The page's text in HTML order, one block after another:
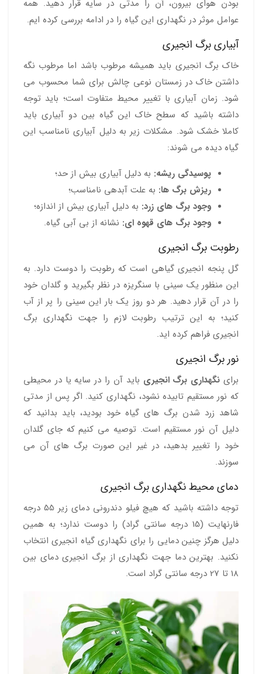
بودن هوای بیرون، آن را مدتی در سایه قرار دهید. همه
عوامل موثر در نگهداری این گیاه را در ادامه بررسی کرده ایم.
آبیاری برگ انجیری
خاک برگ انجیری باید همیشه مرطوب باشد اما مرطوب نگه
داشتن خاک در زمستان نوعی چالش برای شما محسوب می
شود. زمان آبیاری با تغییر محیط متفاوت است؛ باید توجه
داشته باشید که سطح خاک این گیاه بین دو آبیاری باید
کاملا خشک شود. مشکلات زیر به دلیل آبیاری نامناسب این
گیاه دیده می شوند:
پوسیدگی ریشه: به دلیل آبیاری بیش از حد؛
ریزش برگ ها: به علت آبدهی نامناسب؛
وجود برگ های زرد: به دلیل آبیاری بیش از اندازه؛
وجود برگ های قهوه ای: نشانه از بی آبی گیاه.
رطوبت برگ انجیری
گل پنجه انجیری گیاهی است که رطوبت را دوست دارد. به
این منظور یک سینی با سنگریزه در نظر بگیرید و گلدان خود
را در آن قرار دهید. هر دو روز یک بار این سینی را پر از آب
کنید؛ به این ترتیب رطوبت لازم را جهت نگهداری برگ
انجیری فراهم کرده اید.
نور برگ انجیری
برای نگهداری برگ انجیری باید آن را در سایه یا در محیطی
که نور مستقیم تابیده نشود، نگهداری کنید. اگر پس از مدتی
شاهد زرد شدن برگ های گیاه خود بودید، باید بدانید که
دلیل آن نور مستقیم است. توصیه می کنیم که جای گلدان
خود را تغییر بدهید، در غیر این صورت برگ های آن می
سوزند.
دمای محیط نگهداری برگ انجیری
توجه داشته باشید که هیچ فیلو دندرونی دمای زیر 55 درجه
فارنهایت (15 درجه سانتی گراد) را دوست ندارد؛ به همین
دلیل هرگز چنین دمایی را برای نگهداری گیاه انجیری انتخاب
نکنید. بهترین دما جهت نگهداری از برگ انجیری دمای بین
18 تا 27 درجه سانتی گراد است.